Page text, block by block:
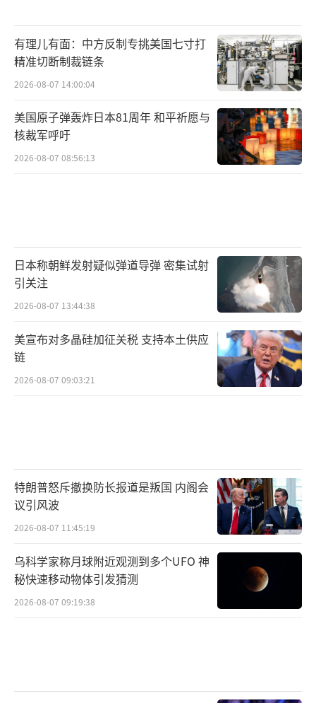
有理儿有面：中方反制专挑美国七寸打
精准切断制裁链条
2026-08-07 14:00:04
美国原子弹轰炸日本81周年 和平祈愿与
核裁军呼吁
2026-08-07 08:56:13
日本称朝鲜发射疑似弹道导弹 密集试射
引关注
2026-08-07 13:44:38
美宣布对多晶硅加征关税 支持本土供应
链
2026-08-07 09:03:21
特朗普怒斥撤换防长报道是叛国 内阁会
议引风波
2026-08-07 11:45:19
乌科学家称月球附近观测到多个UFO 神
秘快速移动物体引发猜测
2026-08-07 09:19:38